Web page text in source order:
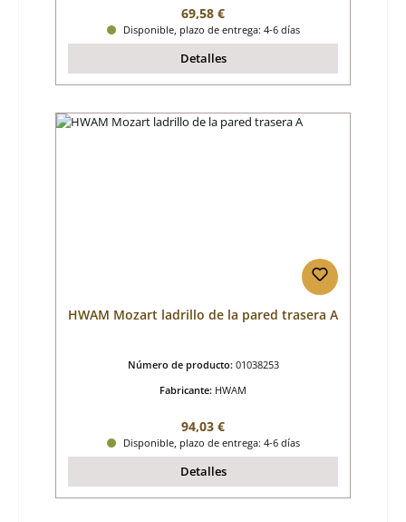
Precio normal:
69,58 €
Disponible, plazo de entrega: 4-6 días
Detalles
HWAM Mozart ladrillo de la pared trasera A
Número de producto: 01038253
Fabricante: HWAM
Precio normal:
94,03 €
Disponible, plazo de entrega: 4-6 días
Detalles